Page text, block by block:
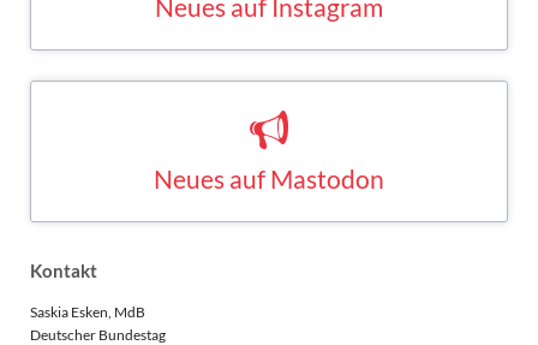
Kontakt
Saskia Esken, MdB
Deutscher Bundestag